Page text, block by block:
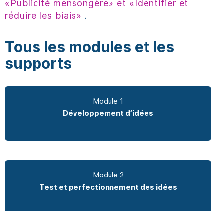
«Publicité mensongère» et «Identifier et
réduire les biais» .
Tous les modules et les
supports
Module 1
Développement d’idées
Module 2
Test et perfectionnement des idées